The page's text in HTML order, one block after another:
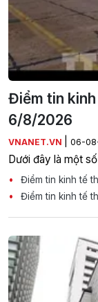
Điểm tin
6/8/2026
VNANET.VN 06-
Dưới đây là một
Điểm tin kinh tế
Điểm tin kinh tế